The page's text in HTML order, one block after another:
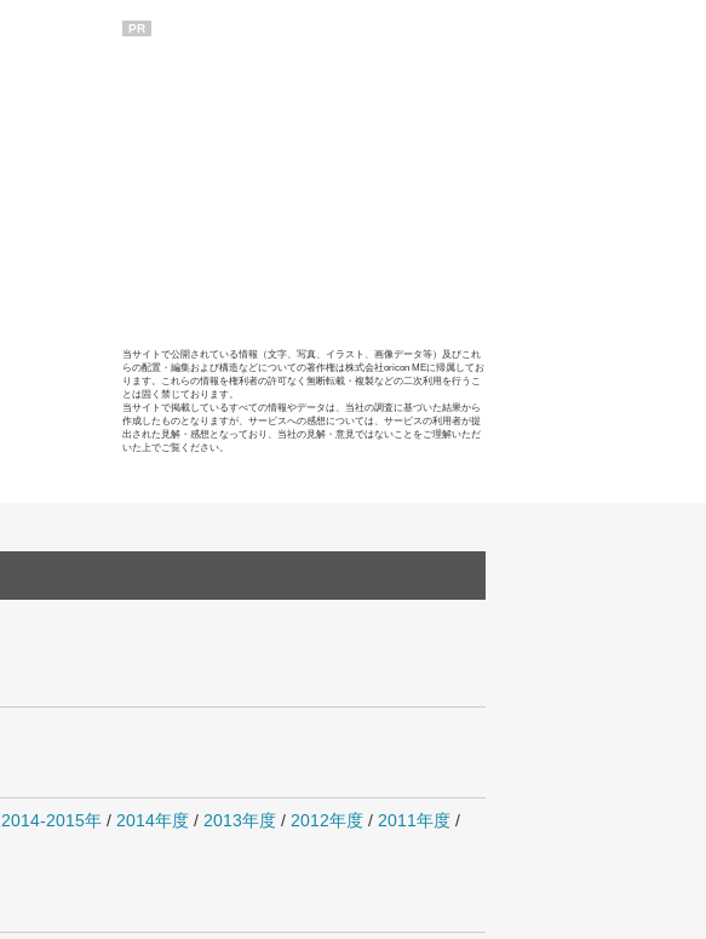
PR
当サイトで公開されている情報（文字、写真、イラスト、画像データ等）及びこれ
らの配置・編集および構造などについての著作権は株式会社oricon MEに帰属してお
ります。これらの情報を権利者の許可なく無断転載・複製などの二次利用を行うこ
とは固く禁じております。
当サイトで掲載しているすべての情報やデータは、当社の調査に基づいた結果から
作成したものとなりますが、サービスへの感想については、サービスの利用者が提
出された見解・感想となっており、当社の見解・意見ではないことをご理解いただ
いた上でご覧ください。
2014-2015年 / 2014年度 / 2013年度 / 2012年度 / 2011年度 /